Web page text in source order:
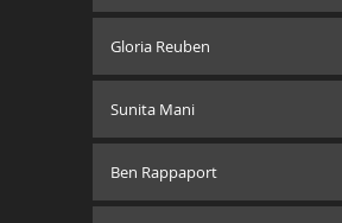
Gloria Reuben
Sunita Mani
Ben Rappaport